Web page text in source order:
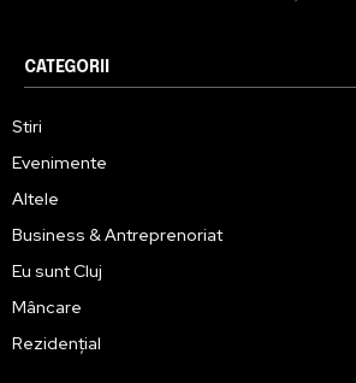
CATEGORII
Stiri
Evenimente
Altele
Business & Antreprenoriat
Eu sunt Cluj
Mâncare
Rezidențial